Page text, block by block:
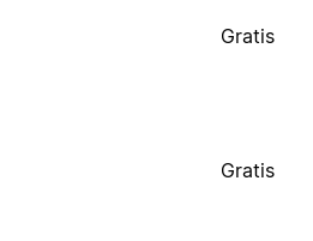
Gratis
Gratis